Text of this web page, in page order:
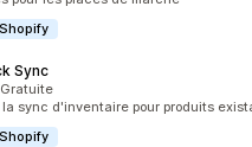
Sync
5
Gratuite
sync d'inventaire pour produits